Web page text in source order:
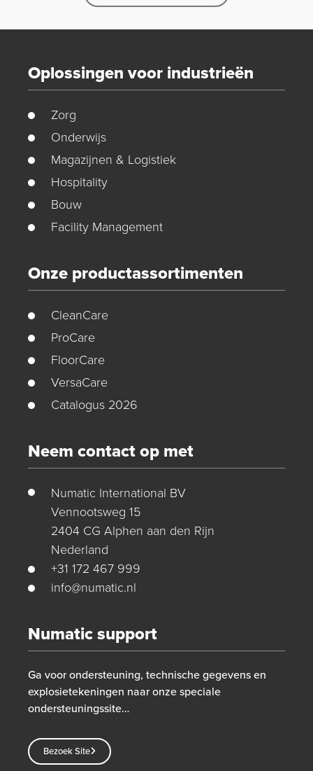
Oplossingen voor industrieën
Zorg
Onderwijs
Magazijnen & Logistiek
Hospitality
Bouw
Facility Management
Onze productassortimenten
CleanCare
ProCare
FloorCare
VersaCare
Catalogus 2026
Neem contact op met
Numatic International BV
Vennootsweg 15
2404 CG Alphen aan den Rijn
Nederland
+31 172 467 999
info@numatic.nl
Numatic support
Ga voor ondersteuning, technische gegevens en
explosietekeningen naar onze speciale
ondersteuningssite…
Bezoek Site